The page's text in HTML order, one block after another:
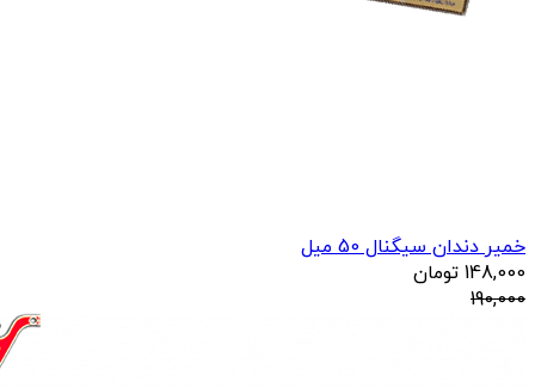
خمیر دندان سیگنال 50 میل
148,000 تومان
190,000